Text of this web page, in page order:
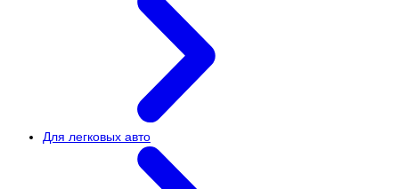
Для легковых авто